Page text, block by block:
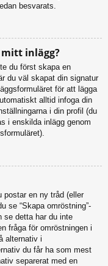
besvarats.
inlägg?
du först skapa en
du väl skapat din signatur
för att lägga
alltid infoga din
i din profil (du
i enskilda inlägg genom
postar en ny tråd (eller
se “Skapa omröstning”-
se detta har du inte
fråga för omröstningen i
alternativ i
du får ha som mest
separerat med en